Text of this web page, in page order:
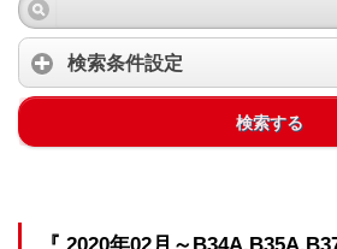
検索条件設定
検索する